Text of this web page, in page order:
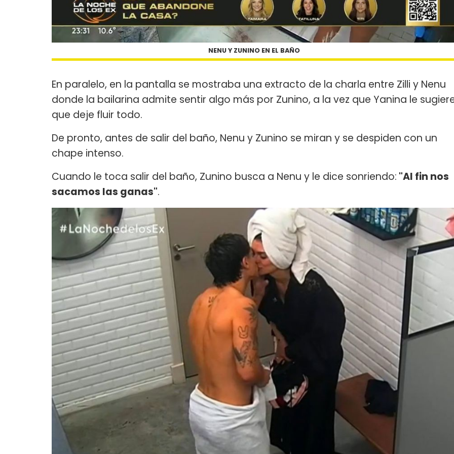
NENU Y ZUNINO EN EL BAÑO
En paralelo, en la pantalla se mostraba una extracto de la charla entre Zilli y Nenu
donde la bailarina admite sentir algo más por Zunino, a la vez que Yanina le
que deje fluir todo.
De pronto, antes de salir del baño, Nenu y Zunino se miran y se despiden con un
chape intenso.
Cuando le toca salir del baño, Zunino busca a Nenu y le dice sonriendo: "Al fin nos
sacamos las ganas".